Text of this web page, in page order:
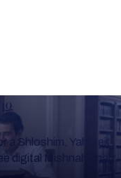
a Shloshim, Yahrzeit
digital Mishnah chart